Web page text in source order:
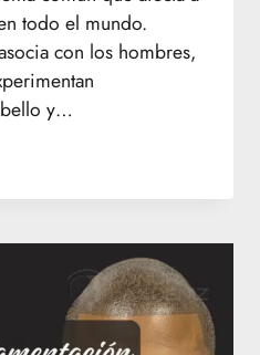
todo el mundo.
con los hombres,
y…